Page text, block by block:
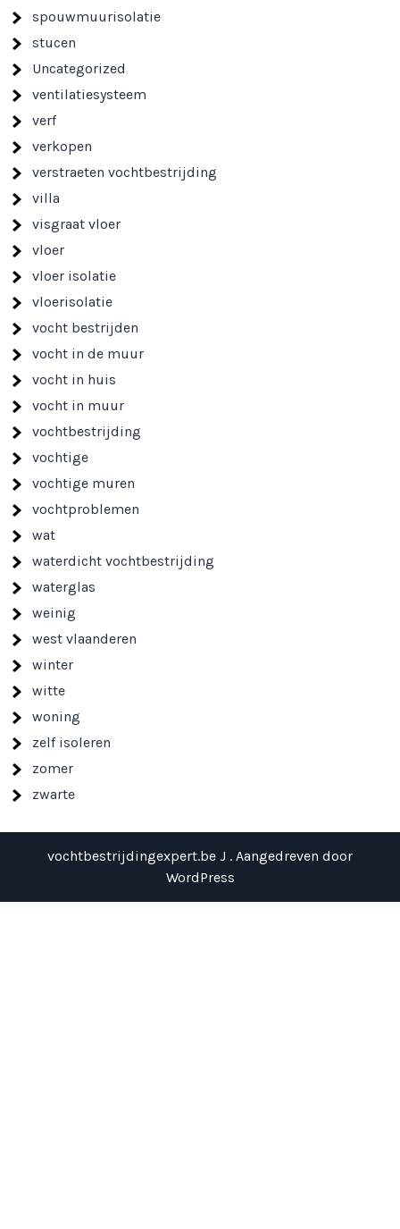
spouwmuurisolatie
stucen
Uncategorized
ventilatiesysteem
verf
verkopen
verstraeten vochtbestrijding
villa
visgraat vloer
vloer
vloer isolatie
vloerisolatie
vocht bestrijden
vocht in de muur
vocht in huis
vocht in muur
vochtbestrijding
vochtige
vochtige muren
vochtproblemen
wat
waterdicht vochtbestrijding
waterglas
weinig
west vlaanderen
winter
witte
woning
zelf isoleren
zomer
zwarte
vochtbestrijdingexpert.be J . Aangedreven door
WordPress